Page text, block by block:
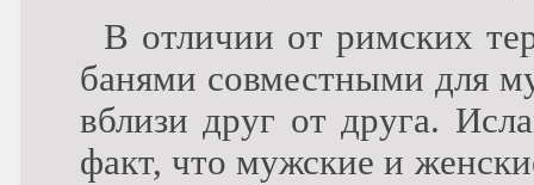
В отличии от римских
банями совместными для
вблизи друг от друга.
факт, что мужские и